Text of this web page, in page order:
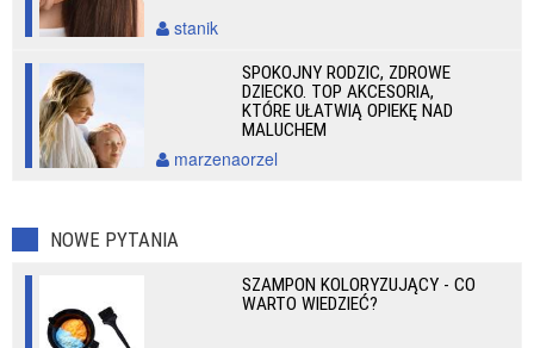
stanik
SPOKOJNY RODZIC, ZDROWE
DZIECKO. TOP AKCESORIA,
KTÓRE UŁATWIĄ OPIEKĘ NAD
MALUCHEM
marzenaorzel
NOWE PYTANIA
SZAMPON KOLORYZUJĄCY - CO
WARTO WIEDZIEĆ?